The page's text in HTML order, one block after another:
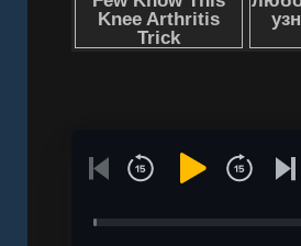
Слушать аудиокнигу "Темная
дисциплины. Секретные